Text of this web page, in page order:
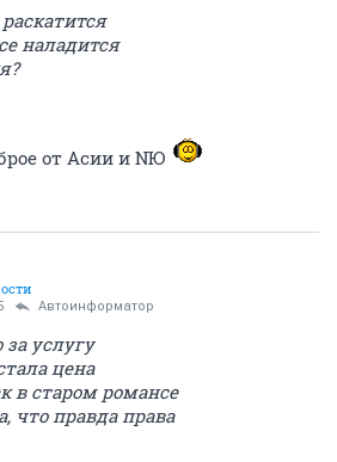
наладится
от Асии и NЮ
Автоинформатор
за услугу
цена
в старом романсе
что правда права